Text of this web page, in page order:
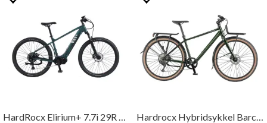
HardRocx Elirium+ 7.7i 29R Herre Hardrocx Hybridsykkel Barcode 18.5 M/L